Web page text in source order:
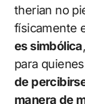
therian no
físicamente
es simbólica
para
de
manera de